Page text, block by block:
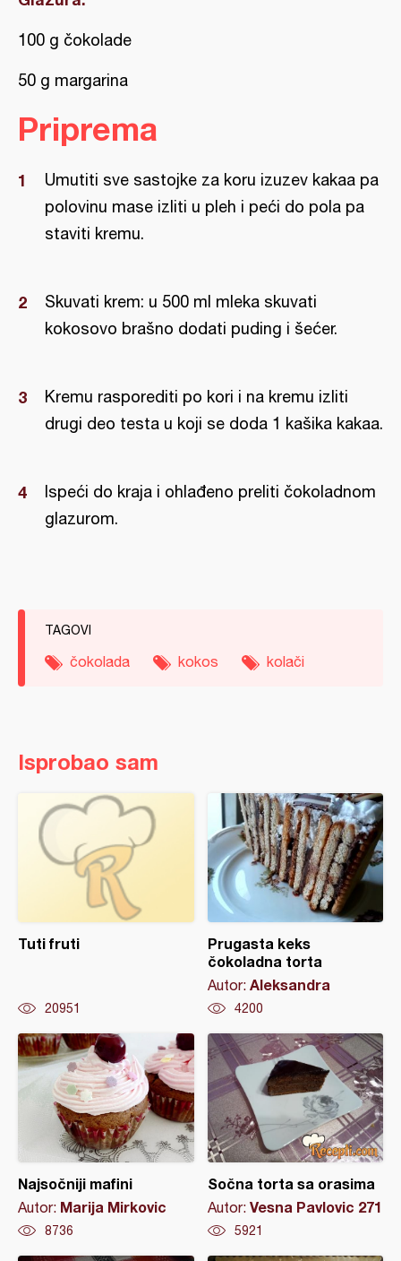
100 g čokolade
50 g margarina
Priprema
Umutiti sve sastojke za koru izuzev kakaa pa
polovinu mase izliti u pleh i peći do pola pa
staviti kremu.
Skuvati krem: u 500 ml mleka skuvati
kokosovo brašno dodati puding i šećer.
Kremu rasporediti po kori i na kremu izliti
drugi deo testa u koji se doda 1 kašika kakaa.
Ispeći do kraja i ohlađeno preliti čokoladnom
glazurom.
TAGOVI
čokolada kokos kolači
Isprobao sam
Tuti fruti
20951
Prugasta keks
čokoladna torta
Autor: Aleksandra
4200
Najsočniji mafini
Autor: Marija Mirkovic
8736
Sočna torta sa orasima
Autor: Vesna Pavlovic 271
5921